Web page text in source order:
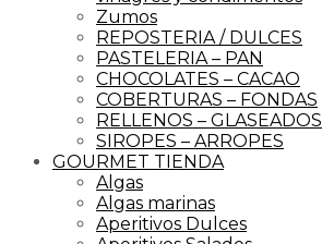
Zumos
REPOSTERIA / DULCES
PASTELERIA – PAN
CHOCOLATES – CACAO
COBERTURAS – FONDAS
RELLENOS – GLASEADOS
SIROPES – ARROPES
GOURMET TIENDA
Algas
Algas marinas
Aperitivos Dulces